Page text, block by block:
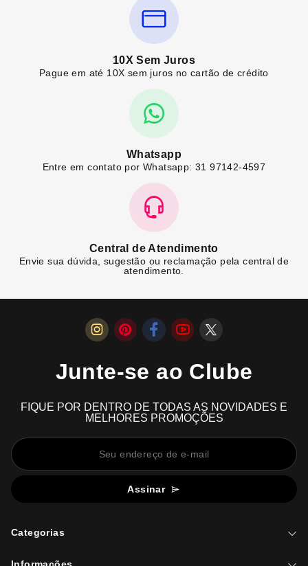
10X Sem Juros
Pague em até 10X sem juros no cartão de crédito
Whatsapp
Entre em contato por Whatsapp: 31 97142-4597
Central de Atendimento
Envie sua dúvida, sugestão ou reclamação pela central de
atendimento.
Junte-se ao Clube
FIQUE POR DENTRO DE TODAS AS NOVIDADES E
MELHORES PROMOÇÕES
Assinar
Categorias